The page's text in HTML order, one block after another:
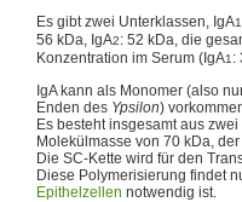
Es gibt zwei Unterklassen, IgA1
56 kDa, IgA2: 52 kDa, die
Konzentration im Serum (IgA1 :
IgA kann als Monomer (also
Enden des Ypsilon)
Es besteht insgesamt aus
Molekülmasse von 70 kDa,
Die SC-Kette wird für den
Diese Polymerisierung findet
Epithelzellen notwendig ist.